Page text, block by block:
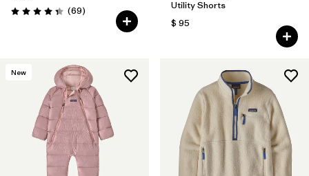
Valoración: 4.3 / 5
(69Comentarios
)
Utility Shorts
$ 95
New